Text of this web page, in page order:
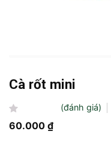
Cà rốt mini
Được
xếp
(đánh giá)
60.000 ₫